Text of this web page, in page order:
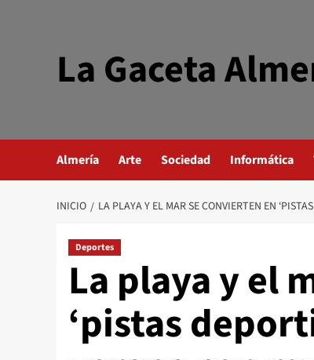
La Gaceta
Almería Arte Sociedad Informática
INICIO LA PLAYA Y EL MAR SE CONVIERTEN EN
Deportes
La playa y el
‘pistas